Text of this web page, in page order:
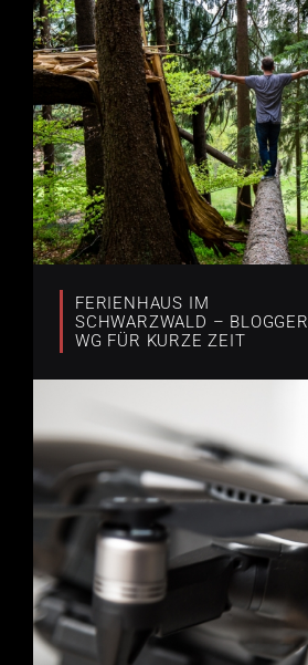
FERIENHAUS IM
SCHWARZWALD – BLOGGER
WG FÜR KURZE ZEIT